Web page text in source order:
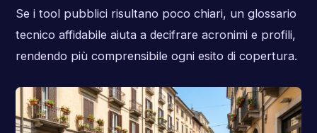
Se i tool pubblici risultano poco chiari, un glossario
tecnico affidabile aiuta a decifrare acronimi e profili,
rendendo più comprensibile ogni esito di copertura.